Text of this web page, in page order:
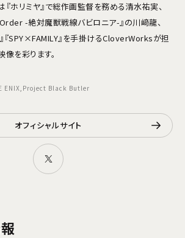
『ホリミヤ』で総作画監督を務める清水祐実、
-絶対魔獣戦線バビロニア-』の川﨑龍、
『SPY×FAMILY』を手掛けるCloverWorksが担
像を彩ります。
ENIX,Project Black Butler
オフィシャルサイト